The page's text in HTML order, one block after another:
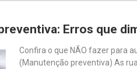
Erros que
Confira o que NÃO fazer para
(Manutenção preventiva) As